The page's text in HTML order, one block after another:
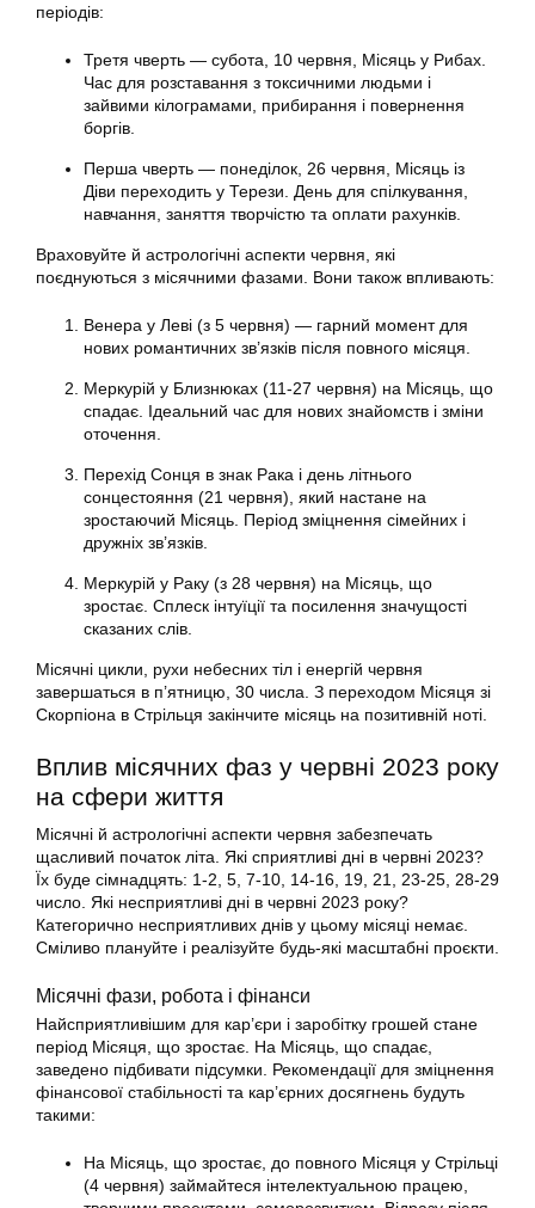
періодів:
Третя чверть — субота, 10 червня, Місяць у Рибах.
Час для розставання з токсичними людьми і
зайвими кілограмами, прибирання і повернення
боргів.
Перша чверть — понеділок, 26 червня, Місяць із
Діви переходить у Терези. День для спілкування,
навчання, заняття творчістю та оплати рахунків.
Враховуйте й астрологічні аспекти червня, які
поєднуються з місячними фазами. Вони також впливають:
Венера у Леві (з 5 червня) — гарний момент для
нових романтичних зв’язків після повного місяця.
Меркурій у Близнюках (11-27 червня) на Місяць, що
спадає. Ідеальний час для нових знайомств і зміни
оточення.
Перехід Сонця в знак Рака і день літнього
сонцестояння (21 червня), який настане на
зростаючий Місяць. Період зміцнення сімейних і
дружніх зв’язків.
Меркурій у Раку (з 28 червня) на Місяць, що
зростає. Сплеск інтуїції та посилення значущості
сказаних слів.
Місячні цикли, рухи небесних тіл і енергій червня
завершаться в п’ятницю, 30 числа. З переходом Місяця зі
Скорпіона в Стрільця закінчите місяць на позитивній ноті.
Вплив місячних фаз у червні 2023 року
на сфери життя
Місячні й астрологічні аспекти червня забезпечать
щасливий початок літа. Які сприятливі дні в червні 2023?
Їх буде сімнадцять: 1-2, 5, 7-10, 14-16, 19, 21, 23-25, 28-29
число. Які несприятливі дні в червні 2023 року?
Категорично несприятливих днів у цьому місяці немає.
Сміливо плануйте і реалізуйте будь-які масштабні проєкти.
Місячні фази, робота і фінанси
Найсприятливішим для кар’єри і заробітку грошей стане
період Місяця, що зростає. На Місяць, що спадає,
заведено підбивати підсумки. Рекомендації для зміцнення
фінансової стабільності та кар’єрних досягнень будуть
такими:
На Місяць, що зростає, до повного Місяця у Стрільці
(4 червня) займайтеся інтелектуальною працею,